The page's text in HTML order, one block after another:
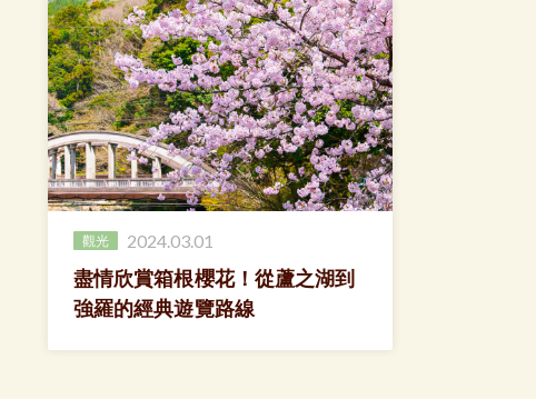
觀光 2024.03.01
盡情欣賞箱根櫻花！從蘆之湖到
強羅的經典遊覽路線